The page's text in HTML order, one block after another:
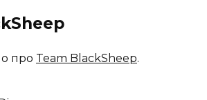
про Team BlackSheep.